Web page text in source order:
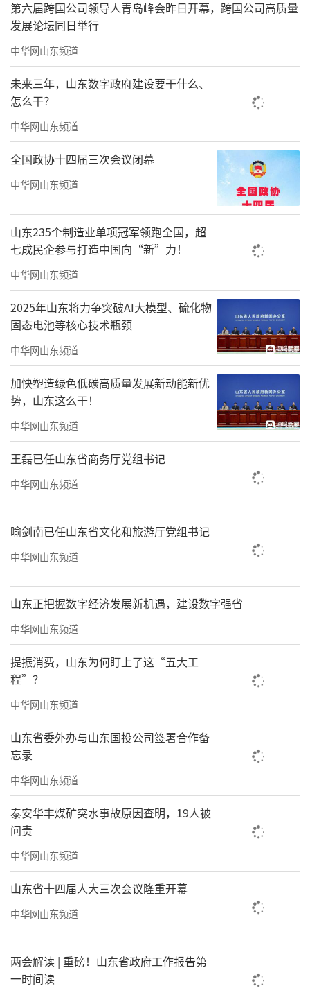
第六届跨国公司领导人青岛峰会昨日开幕，跨国公司高质量
发展论坛同日举行
中华网山东频道
未来三年，山东数字政府建设要干什么、
怎么干？
中华网山东频道
全国政协十四届三次会议闭幕
中华网山东频道
山东235个制造业单项冠军领跑全国，超
七成民企参与打造中国向“新”力！
中华网山东频道
2025年山东将力争突破AI大模型、硫化物
固态电池等核心技术瓶颈
中华网山东频道
加快塑造绿色低碳高质量发展新动能新优
势，山东这么干！
中华网山东频道
王磊已任山东省商务厅党组书记
中华网山东频道
喻剑南已任山东省文化和旅游厅党组书记
中华网山东频道
山东正把握数字经济发展新机遇，建设数字强省
中华网山东频道
提振消费，山东为何盯上了这“五大工
程”？
中华网山东频道
山东省委外办与山东国投公司签署合作备
忘录
中华网山东频道
泰安华丰煤矿突水事故原因查明，19人被
问责
中华网山东频道
山东省十四届人大三次会议隆重开幕
中华网山东频道
两会解读 | 重磅！山东省政府工作报告第
一时间读